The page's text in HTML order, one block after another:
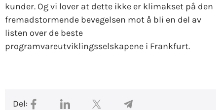
kunder. Og vi lover at dette ikke er klimakset på den
fremadstormende bevegelsen mot å bli en del av
listen over de beste
programvareutviklingsselskapene i Frankfurt.
Del: